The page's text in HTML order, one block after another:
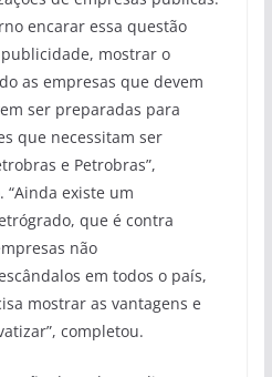
encarar essa questão
mostrar o
as empresas que devem
ser preparadas para
que necessitam ser
e Petrobras”,
existe um
que é contra
não
em todos o país,
mostrar as vantagens e
completou.